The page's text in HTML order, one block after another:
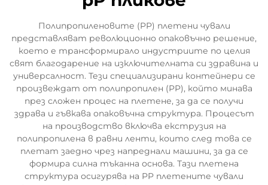
Полипропиленовите (PP) плетени чували
представляват революционно опаковъчно решение,
което е трансформирало индустриите по целия
свят благодарение на изключителната си здравина и
универсалност. Тези специализирани контейнери се
произвеждат от полипропилен (PP), който минава
през сложен процес на плетене, за да се получи
здрава и гъвкава опаковъчна структура. Процесът
на производство включва екструзия на
полипропилена в равни ленти, които след това се
плетат заедно чрез напреднали машини, за да се
формира силна тъканна основа. Тази плетена
структура осигурява на PP плетените чували